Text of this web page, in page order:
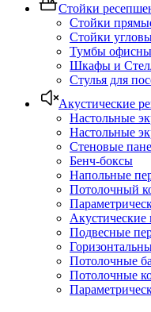
Стойки
Стойки
Стойки
Тумбы
Шкафы и
Стулья для
Акустические
Настольные
Настольные
Стеновые
Бенч-боксы
Напольные
Потолочный
Подвесные
Потолочные
Потолочные